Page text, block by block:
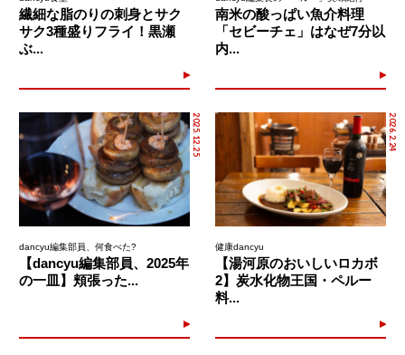
繊細な脂のりの刺身とサク
サク3種盛りフライ！黒瀬
ぶ...
南米の酸っぱい魚介料理
「セビーチェ」はなぜ7分以
内...
2025.12.25
dancyu編集部員、何食べた?
【dancyu編集部員、2025年
の一皿】頬張った...
2026.2.24
健康dancyu
【湯河原のおいしいロカボ
2】炭水化物王国・ペルー
料...